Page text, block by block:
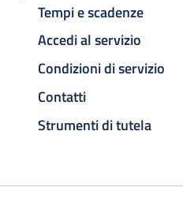
Tempi e scadenze
Accedi al servizio
Condizioni di servizio
Contatti
Strumenti di tutela